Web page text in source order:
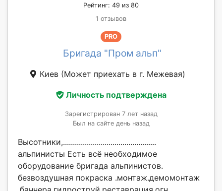
Рейтинг: 49 из 80
1 отзывов
PRO
Бригада "Пром альп"
Киев (Может приехать в г. Межевая)
Личность подтверждена
Зарегистрирован 7 лет назад
Был на сайте день назад
Высотники,...............................................
альпинисты Есть всё необходимое
оборудование бригада альпинистов.
безвоздушная покраска .монтаж.демомонтаж